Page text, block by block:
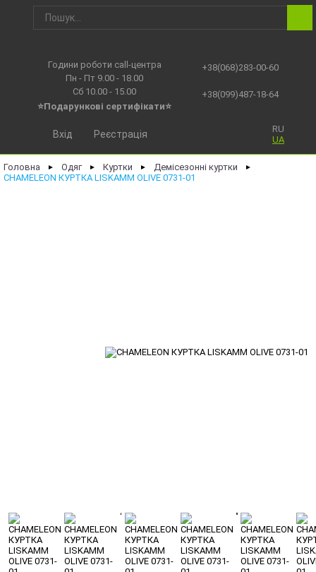
Години роботи call-центра
Пн - Пт 9.00 - 18.00
Сб 10.00 - 15.00
⭐Подарункові сертифікати⭐
+38(068)283-00-60
+38(099)487-18-64
RU
UA
Вхід Реєстрація
Головна ► Одяг ► Куртки ► Демісезонні куртки ►
CHAMELEON КУРТКА LISKAMM OLIVE 0731-01